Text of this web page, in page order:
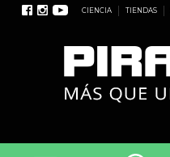
CIENCIA TIENDAS